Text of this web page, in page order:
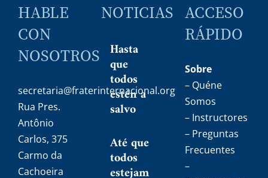
HABLE
CON
NOSOTROS
secretaria@fraterinternacional.org
Rua Pres.
Antônio
Carlos, 375
Carmo da
Cachoeira
NOTICIAS
Hasta
que
todos
estén a
salvo
Até que
todos
estejam
ACCESO
RÁPIDO
Sobre
– Quéne
Somos
– Instructores
– Preguntas
Frecuentes
–